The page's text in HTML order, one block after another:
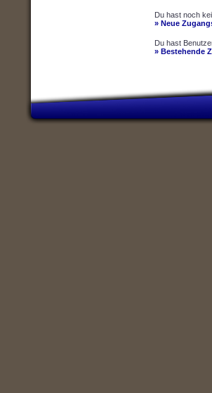
Du hast noch
» Neue
Du hast
» Bestehende